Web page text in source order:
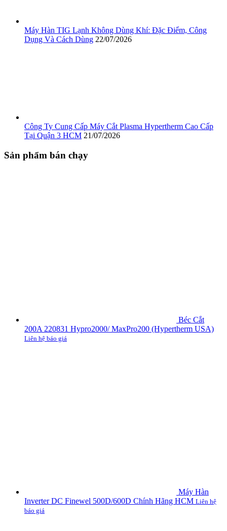
Máy Hàn TIG Lạnh Không Dùng Khí: Đặc Điểm, Công
Dụng Và Cách Dùng 22/07/2026
Công Ty Cung Cấp Máy Cắt Plasma Hypertherm Cao Cấp
Tại Quận 3 HCM 21/07/2026
Sản phẩm bán chạy
Béc Cắt
200A 220831 Hypro2000/ MaxPro200 (Hypertherm USA)
Liên hệ báo giá
Máy Hàn
Inverter DC Finewel 500D/600D Chính Hãng HCM Liên hệ
báo giá